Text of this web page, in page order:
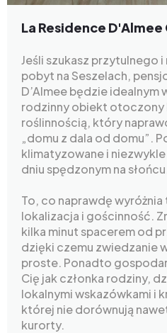
La Residence
Jeśli szukasz przytulnego
pobyt na Seszelach,
D’Almee będzie idealnym
rodzinny obiekt otoczony
roślinnością, który
„domu z dala od domu”.
klimatyzowane i
dniu spędzonym na
To, co naprawdę
lokalizacja i gościnność.
kilka minut spacerem od
dzięki czemu zwiedzanie
proste. Ponadto
Cię jak członka rodziny,
lokalnymi wskazówkami i
której nie dorównują
kurorty.